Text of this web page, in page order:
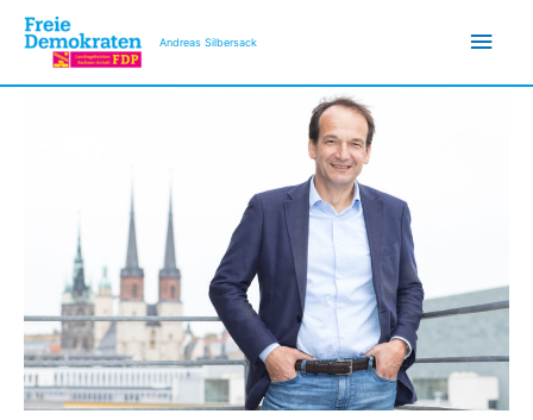
Inhalt
springen
Andreas Silbersack